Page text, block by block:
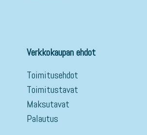
Verkkokaupan ehdot
Toimitusehdot
Toimitustavat
Maksutavat
Palautus